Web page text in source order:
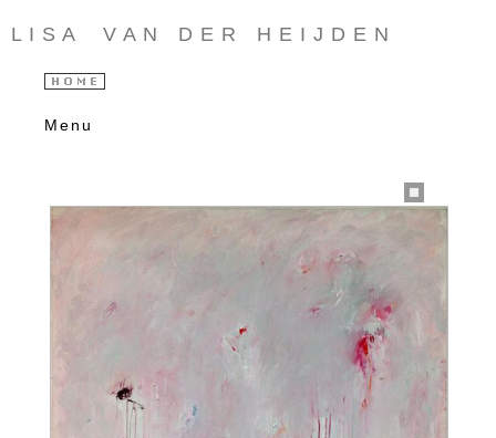
L I S A V A N D E R H E I J D E N
Menu